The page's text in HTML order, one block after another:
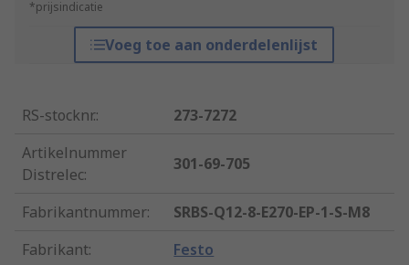
*prijsindicatie
Voeg toe aan onderdelenlijst
RS-stocknr.:
273-7272
Artikelnummer
Distrelec:
301-69-705
Fabrikantnummer:
SRBS-Q12-8-E270-EP-1-S-M8
Fabrikant: Festo